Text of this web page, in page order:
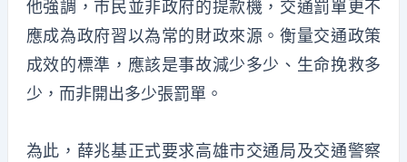
他強調，市民並非政府的提款機，交通罰單更不
應成為政府習以為常的財政來源。衡量交通政策
成效的標準，應該是事故減少多少、生命挽救多
少，而非開出多少張罰單。
為此，薛兆基正式要求高雄市交通局及交通警察